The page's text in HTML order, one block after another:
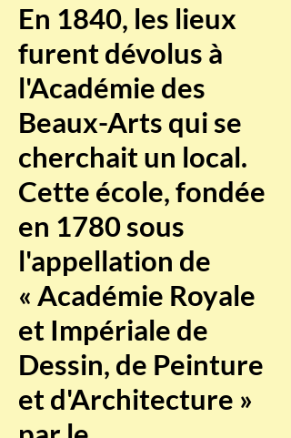
En 1840, les lieux
furent dévolus à
l'Académie des
Beaux-Arts qui se
cherchait un local.
Cette école, fondée
en 1780 sous
l'appellation de
« Académie Royale
et Impériale de
Dessin, de Peinture
et d'Architecture »